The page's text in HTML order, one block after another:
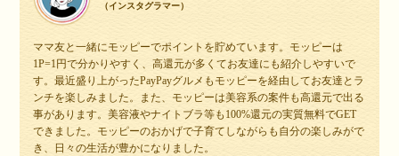
（インスタグラマー）
ママ友と一緒にモッピーでポイントを貯めています。モッピーは
1P=1円で分かりやすく、高還元が多くてお友達にも紹介しやすいで
す。最近盛り上がったPayPayグルメもモッピーを経由してお友達とラ
ンチを楽しみました。また、モッピーは美容系の案件も高還元で出る
事があります。美容液やナイトブラ等も100%還元の実質無料でGET
できました。モッピーのおかげで子育てしながらも自分の楽しみがで
き、日々の生活が豊かになりました。